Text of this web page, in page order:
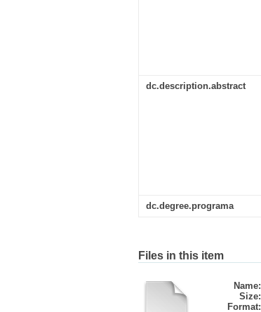
dc.description.abstract
dc.degree.programa
Files in this item
Name:
Size:
Format: